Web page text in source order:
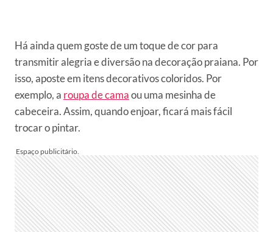
Há ainda quem goste de um toque de cor para
transmitir alegria e diversão na decoração praiana. Por
isso, aposte em itens decorativos coloridos. Por
exemplo, a roupa de camaou uma mesinha de
cabeceira. Assim, quando enjoar, ficará mais fácil
trocar o pintar.